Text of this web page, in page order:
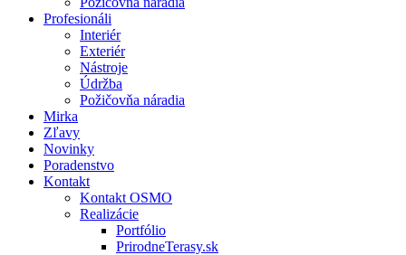
Profesionáli
Interiér
Exteriér
Nástroje
Údržba
Požičovňa náradia
Mirka
Zľavy
Novinky
Poradenstvo
Kontakt
Kontakt OSMO
Realizácie
Portfólio
PrirodneTerasy.sk